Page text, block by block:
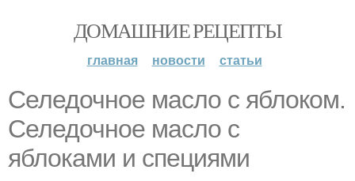
ДОМАШНИЕ РЕЦЕПТЫ
главная новости статьи
Селедочное масло с яблоком.
Селедочное масло с
яблоками и специями